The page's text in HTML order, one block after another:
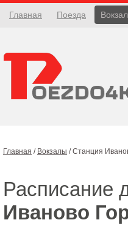
Главная Поезда
Главная / Вокзалы /Станция
Расписание
Иваново